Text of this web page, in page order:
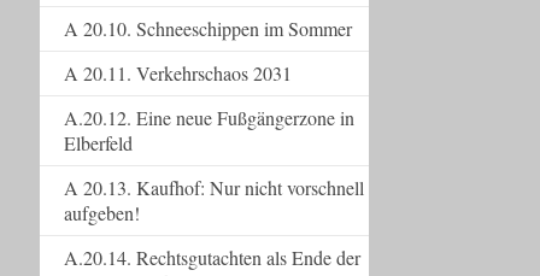
A 20.10. Schneeschippen im Sommer
A 20.11. Verkehrschaos 2031
A.20.12. Eine neue Fußgängerzone in
Elberfeld
A 20.13. Kaufhof: Nur nicht vorschnell
aufgeben!
A.20.14. Rechtsgutachten als Ende der